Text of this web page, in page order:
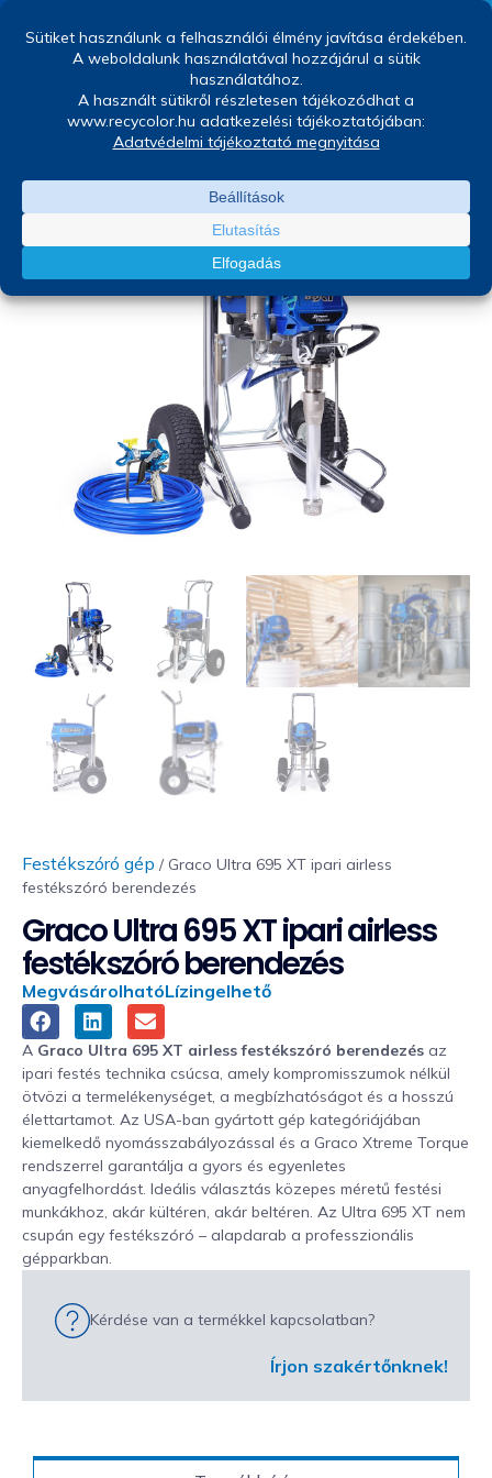
Festékszóró gép / Graco Ultra 695 XT ipari airless
festékszóró berendezés
Graco Ultra 695 XT ipari airless
festékszóró berendezés
MegvásárolhatóLízingelhető
A Graco Ultra 695 XT airless festékszóró berendezés az
ipari festés technika csúcsa, amely kompromisszumok nélkül
ötvözi a termelékenységet, a megbízhatóságot és a hosszú
élettartamot. Az USA-ban gyártott gép kategóriájában
kiemelkedő nyomásszabályozással és a Graco Xtreme Torque
rendszerrel garantálja a gyors és egyenletes
anyagfelhordást. Ideális választás közepes méretű festési
munkákhoz, akár kültéren, akár beltéren. Az Ultra 695 XT nem
csupán egy festékszóró – alapdarab a professzionális
gépparkban.
Kérdése van a termékkel kapcsolatban?
Írjon szakértőnknek!